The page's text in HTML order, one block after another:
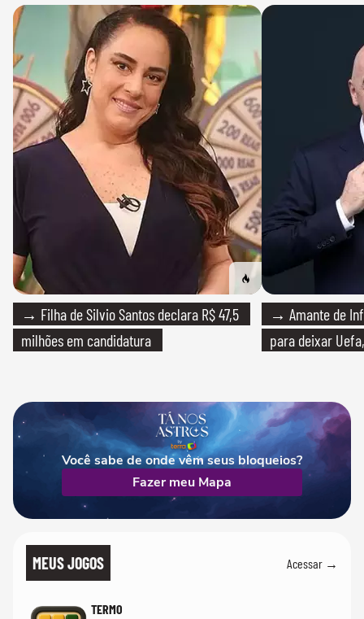
→ Filha de Silvio Santos declara R$ 47,5
milhões em candidatura
→ Amante de
para deixar
Você sabe de onde vêm seus bloqueios?
Fazer meu Mapa
MEUS JOGOS Acessar →
TERMO